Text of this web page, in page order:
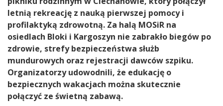
letnią rekreację z nauką pierwszej pomocy i
profilaktyką zdrowotną. Za halą MOSiR na
osiedlach Bloki i Kargoszyn nie zabrakło biegów po
zdrowie, strefy bezpieczeństwa służb
mundurowych oraz rejestracji dawców szpiku.
Organizatorzy udowodnili, że edukację o
bezpiecznych wakacjach można skutecznie
połączyć ze świetną zabawą.